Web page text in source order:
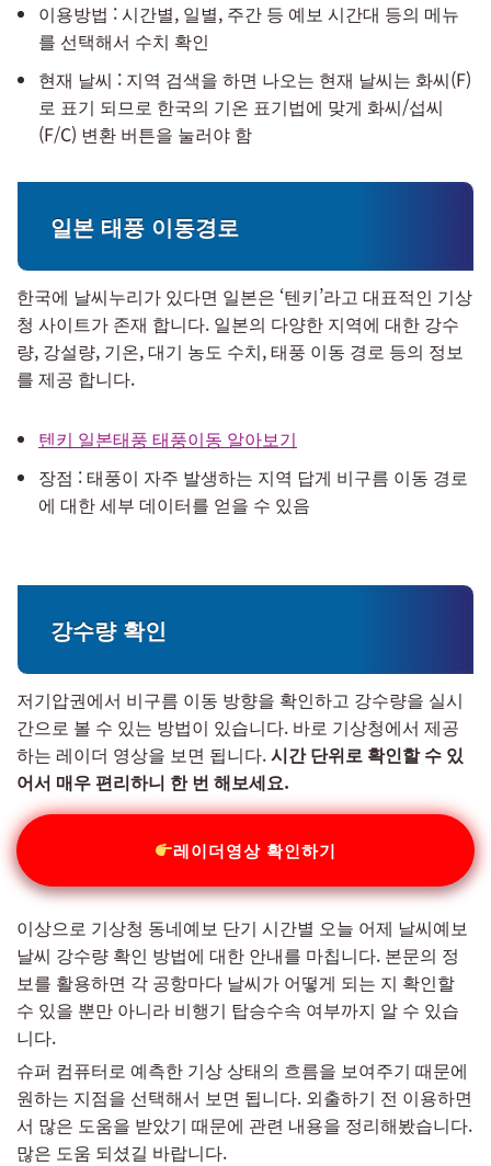
이용방법 : 시간별, 일별, 주간 등 예보 시간대 등의 메뉴
를 선택해서 수치 확인
현재 날씨 : 지역 검색을 하면 나오는 현재 날씨는 화씨(F)
로 표기 되므로 한국의 기온 표기법에 맞게 화씨/섭씨
(F/C) 변환 버튼을 눌러야 함
일본 태풍 이동경로
한국에 날씨누리가 있다면 일본은 ‘텐키’라고 대표적인 기상
청 사이트가 존재 합니다. 일본의 다양한 지역에 대한 강수
량, 강설량, 기온, 대기 농도 수치, 태풍 이동 경로 등의 정보
를 제공 합니다.
텐키 일본태풍 태풍이동 알아보기
장점 : 태풍이 자주 발생하는 지역 답게 비구름 이동 경로
에 대한 세부 데이터를 얻을 수 있음
강수량 확인
저기압권에서 비구름 이동 방향을 확인하고 강수량을 실시
간으로 볼 수 있는 방법이 있습니다. 바로 기상청에서 제공
하는 레이더 영상을 보면 됩니다.시간 단위로 확인할 수 있
어서 매우 편리하니 한 번 해보세요.
레이더영상 확인하기
이상으로 기상청 동네예보 단기 시간별 오늘 어제 날씨예보
날씨 강수량 확인 방법에 대한 안내를 마칩니다. 본문의 정
보를 활용하면 각 공항마다 날씨가 어떻게 되는 지 확인할
수 있을 뿐만 아니라 비행기 탑승수속 여부까지 알 수 있습
니다.
슈퍼 컴퓨터로 예측한 기상 상태의 흐름을 보여주기 때문에
원하는 지점을 선택해서 보면 됩니다. 외출하기 전 이용하면
서 많은 도움을 받았기 때문에 관련 내용을 정리해봤습니다.
많은 도움 되셨길 바랍니다.